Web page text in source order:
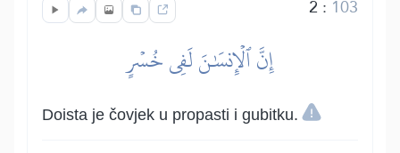
2 : 103
إِنَّ ٱلۡإِنسَٰنَ لَفِي خُسۡرٍ
Doista je čovjek u propasti i gubitku.